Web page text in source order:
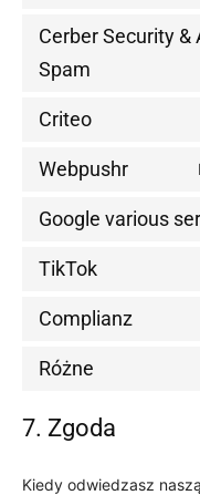
Cerber Security &
Spam
Criteo
Webpushr
Google various
TikTok
Complianz
Różne
7. Zgoda
Kiedy odwiedzasz